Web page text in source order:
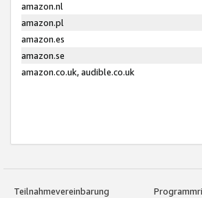
amazon.nl
amazon.pl
amazon.es
amazon.se
amazon.co.uk, audible.co.uk
Teilnahmevereinbarung